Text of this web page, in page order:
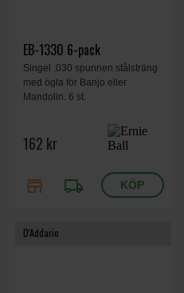
EB-1330 6-pack
Singel .030 spunnen stålsträng
med ögla för Banjo eller
Mandolin. 6 st.
162 kr
store local_shipping
D'Addario